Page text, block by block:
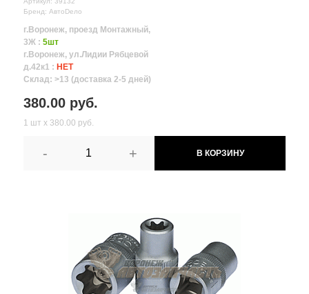
Бренд: АвтоDело
г.Воронеж, проезд Монтажный,
3Ж : 5шт
г.Воронеж, ул.Лидии Рябцевой
д.42к1 : НЕТ
Склад: >13 (доставка 2-5 дней)
380.00 руб.
1 шт х 380.00 руб.
- + В КОРЗИНУ